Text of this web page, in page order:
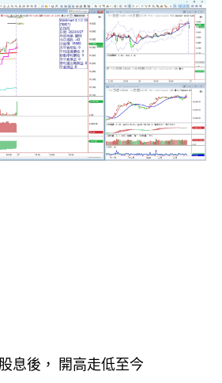
息後， 開高走低至今